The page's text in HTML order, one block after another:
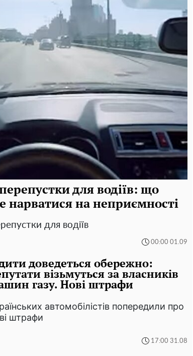
для водіїв: що
нарватися на неприємності
для водіїв
00:00 01.09
доведеться обережно:
візьмуться за власників
газу. Нові штрафи
автомобілістів попередили про
штрафи
17:00 31.08